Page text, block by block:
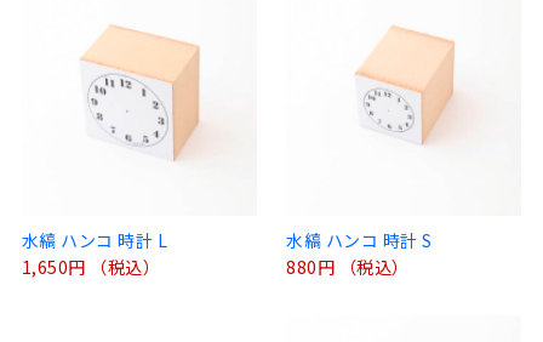
水縞 ハンコ 時計 L
1,650円 （税込）
水縞 ハンコ 時計 S
880円 （税込）